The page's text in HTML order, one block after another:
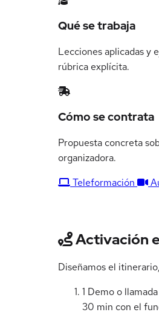
Qué se trabaja
Lecciones aplicadas y
rúbrica explícita.
Cómo se contrata
Propuesta concreta
organizadora.
Teleformación
Activación
Diseñamos el
1 Demo o llamada
30 min con el